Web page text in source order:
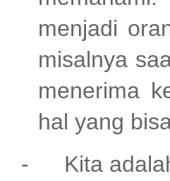
menjadi
misalnya
menerima
hal yang
-
Kita